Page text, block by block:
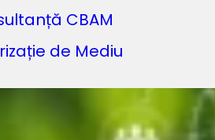
CBAM
de Mediu